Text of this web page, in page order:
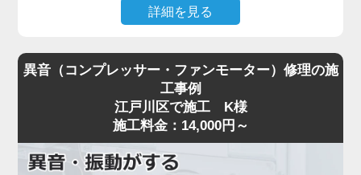
詳細を見る
しまうという水漏れトラブルの修理対応を行いまし
た。原因の多くは、庫内の結露水を外へ排出するた
めの「ドレン管（排水経路）」の詰まりです。今回
り、行き場を失った水が庫内へ溢れ出していまし
異音（コンプレッサー・ファンモーター）修理の施
工事例
江戸川区で施工 K様
施工料金：14,000円～